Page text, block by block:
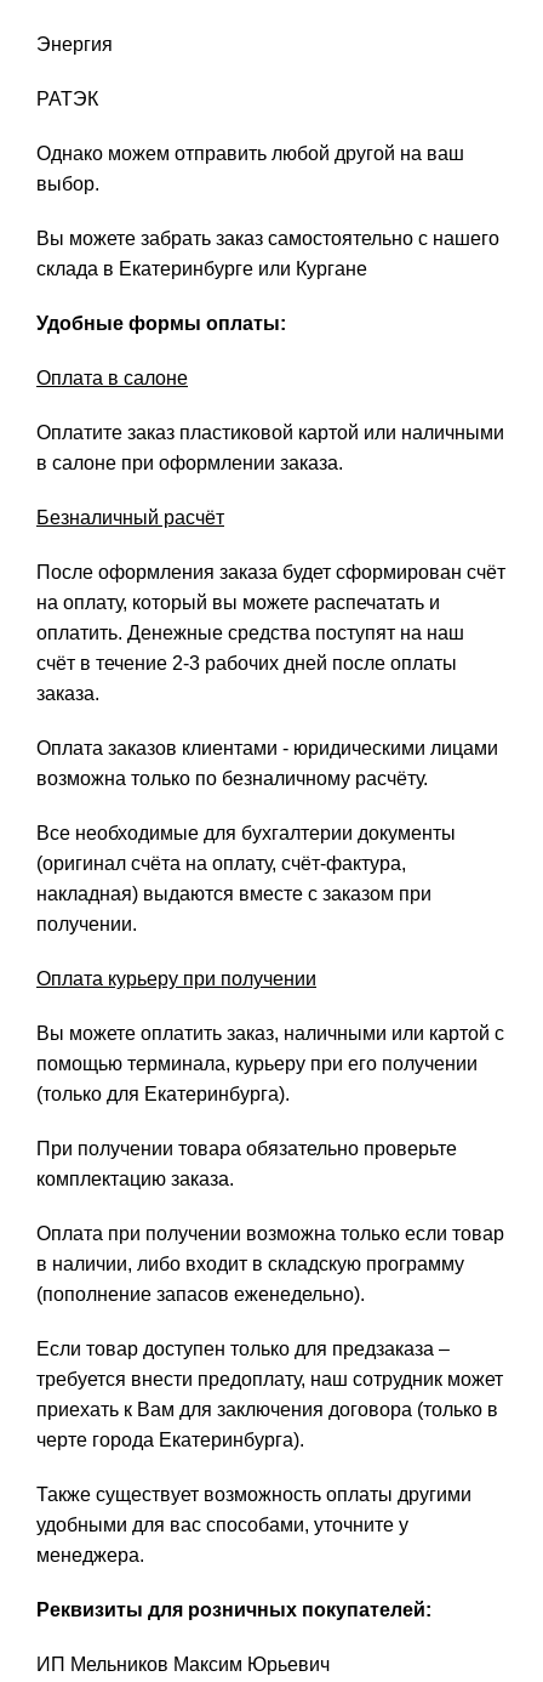
Энергия
РАТЭК
Однако можем отправить любой другой на ваш
выбор.
Вы можете забрать заказ самостоятельно с нашего
склада в Екатеринбурге или Кургане
Удобные формы оплаты:
Оплата в салоне
Оплатите заказ пластиковой картой или наличными
в салоне при оформлении заказа.
Безналичный расчёт
После оформления заказа будет сформирован счёт
на оплату, который вы можете распечатать и
оплатить. Денежные средства поступят на наш
счёт в течение 2-3 рабочих дней после оплаты
заказа.
Оплата заказов клиентами - юридическими лицами
возможна только по безналичному расчёту.
Все необходимые для бухгалтерии документы
(оригинал счёта на оплату, счёт-фактура,
накладная) выдаются вместе с заказом при
получении.
Оплата курьеру при получении
Вы можете оплатить заказ, наличными или картой с
помощью терминала, курьеру при его получении
(только для Екатеринбурга).
При получении товара обязательно проверьте
комплектацию заказа.
Оплата при получении возможна только если товар
в наличии, либо входит в складскую программу
(пополнение запасов еженедельно).
Если товар доступен только для предзаказа –
требуется внести предоплату, наш сотрудник может
приехать к Вам для заключения договора (только в
черте города Екатеринбурга).
Также существует возможность оплаты другими
удобными для вас способами, уточните у
менеджера.
Реквизиты для розничных покупателей:
ИП Мельников Максим Юрьевич